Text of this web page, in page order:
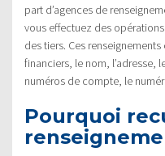
part d’agences de
vous effectuez des
des tiers. Ces
financiers, le nom, l’adresse,
numéros de compte, le
Pourquoi